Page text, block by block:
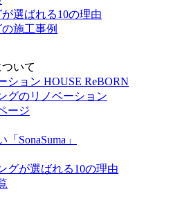
いて
ション HOUSE ReBORN
グのリノベーション
ージ
SonaSuma」
グが選ばれる10の理由